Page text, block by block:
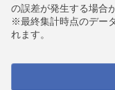
の誤差が発生する場合
※最終集計時点のデー
れます。